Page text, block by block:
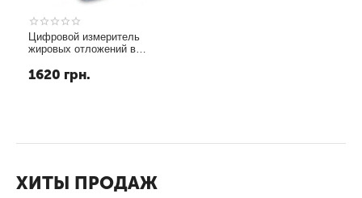
Цифровой измеритель
жировых отложений в
использующий
"skinfold"метод измерения
1620 грн.
ХИТЫ ПРОДАЖ